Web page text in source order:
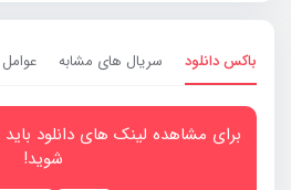
باکس دانلود سریال های مشابه عوامل
برای مشاهده لینک های دانلود
شوید!